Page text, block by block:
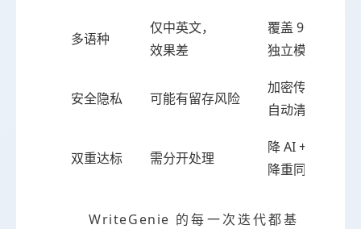
多语种
仅中英文，
效果差
覆盖 9+ 语种，
独立模型
安全隐私 可能有留存风险
加密传输 +
自动清理
双重达标 需分开处理
降 AI +
降重同步完成
WriteGenie 的每一次迭代都基